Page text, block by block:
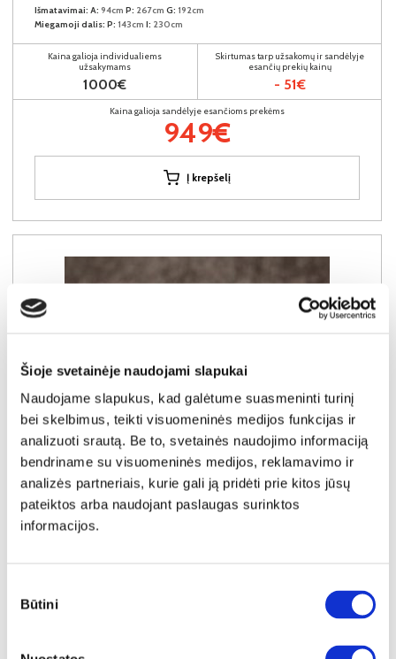
Šioje svetainėje naudojami slapukai
Naudojame slapukus, kad galėtume suasmeninti turinį
bei skelbimus, teikti visuomeninės medijos funkcijas ir
analizuoti srautą. Be to, svetainės naudojimo informaciją
bendriname su visuomeninės medijos, reklamavimo ir
analizės partneriais, kurie gali ją pridėti prie kitos jūsų
pateiktos arba naudojant paslaugas surinktos
informacijos.
pasirinkimas
Būtini
Išmatavimai: A: 94cm P: 267cm G: 192cm
Miegamoji dalis: P: 143cm I: 230cm
Kaina galioja individualiems
užsakymams
1000€
Skirtumas tarp užsakomų ir sandėlyje
esančių prekių kainų
- 51€
Kaina galioja sandėlyje esančioms prekėms
949€
Į krepšelį
NAUJIENA YRA SANDĖLYJE
Kaina galioja individualiems
Skirtumas tarp užsakomų ir sandėlyje
esančių prekių kainų